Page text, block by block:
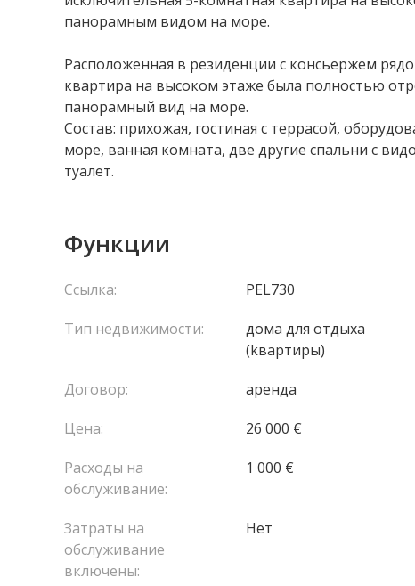
панорамным видом на море.
Расположенная в резиденции с консьержем
квартира на высоком этаже была полностью
панорамный вид на море.
Состав: прихожая, гостиная с террасой,
море, ванная комната, две другие спальни с
туалет.
Функции
Ссылка:
PEL730
Тип недвижимости:
домa для отдыха
(kвартиры)
Договор:
аренда
Цена:
26 000 €
Расходы на
обслуживание:
1 000 €
Затраты на
обслуживание
включены:
Нет